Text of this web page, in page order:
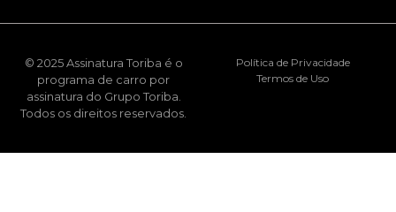
© 2025 Assinatura Toriba é o
programa de carro por
assinatura do Grupo Toriba.
Todos os direitos reservados.
Política de Privacidade
Termos de Uso